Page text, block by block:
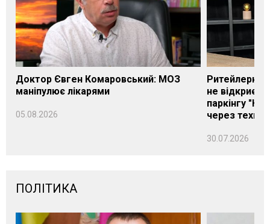
Доктор Євген Комаровський: МОЗ
маніпулює лікарями
05.08.2026
Ритейлерка
не
паркінгу
через
30.07.2026
ПОЛІТИКА